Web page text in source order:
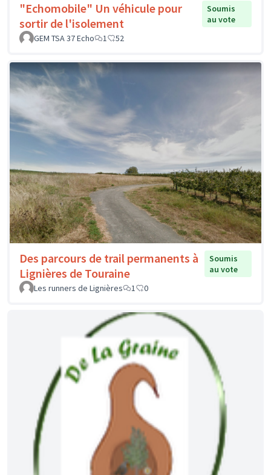
"Echomobile" Un véhicule pour
sortir de l'isolement
Soumis
au vote
GEM TSA 37 Echo
1 52
Des parcours de trail permanents à
Lignières de Touraine
Soumis
au vote
Les runners de Lignières
1 0